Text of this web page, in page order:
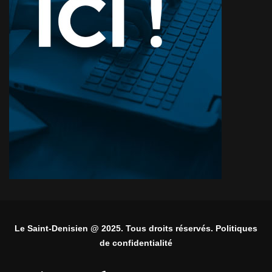
Le Saint-Denisien @ 2025. Tous droits réservés. Politiques
de confidentialité